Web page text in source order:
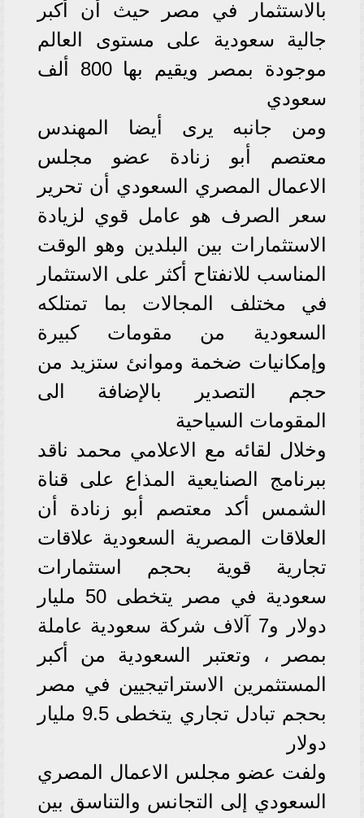
بالاستثمار في مصر حيث أن أكبر
جالية سعودية على مستوى العالم
موجودة بمصر ويقيم بها 800 ألف
سعودي
ومن جانبه يرى أيضا المهندس
معتصم أبو زنادة عضو مجلس
الاعمال المصري السعودي أن تحرير
سعر الصرف هو عامل قوي لزيادة
الاستثمارات بين البلدين وهو الوقت
المناسب للانفتاح أكثر على الاستثمار
في مختلف المجالات بما تمتلكه
السعودية من مقومات كبيرة
وإمكانيات ضخمة وموانئ ستزيد من
حجم التصدير بالإضافة الى
المقومات السياحية
وخلال لقائه مع الاعلامي محمد ناقد
ببرنامج الصنايعية المذاع على قناة
الشمس أكد معتصم أبو زنادة أن
العلاقات المصرية السعودية علاقات
تجارية قوية بحجم استثمارات
سعودية في مصر يتخطى 50 مليار
دولار و7 آلاف شركة سعودية عاملة
بمصر ، وتعتبر السعودية من أكبر
المستثمرين الاستراتيجيين في مصر
بحجم تبادل تجاري يتخطى 9.5 مليار
دولار
ولفت عضو مجلس الاعمال المصري
السعودي إلى التجانس والتناسق بين